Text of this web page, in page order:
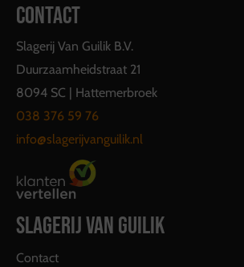
CONTACT
Slagerij Van Guilik B.V.
Duurzaamheidstraat 21
8094 SC | Hattemerbroek
038 376 59 76
info@slagerijvanguilik.nl
SLAGERIJ VAN GUILIK
Contact